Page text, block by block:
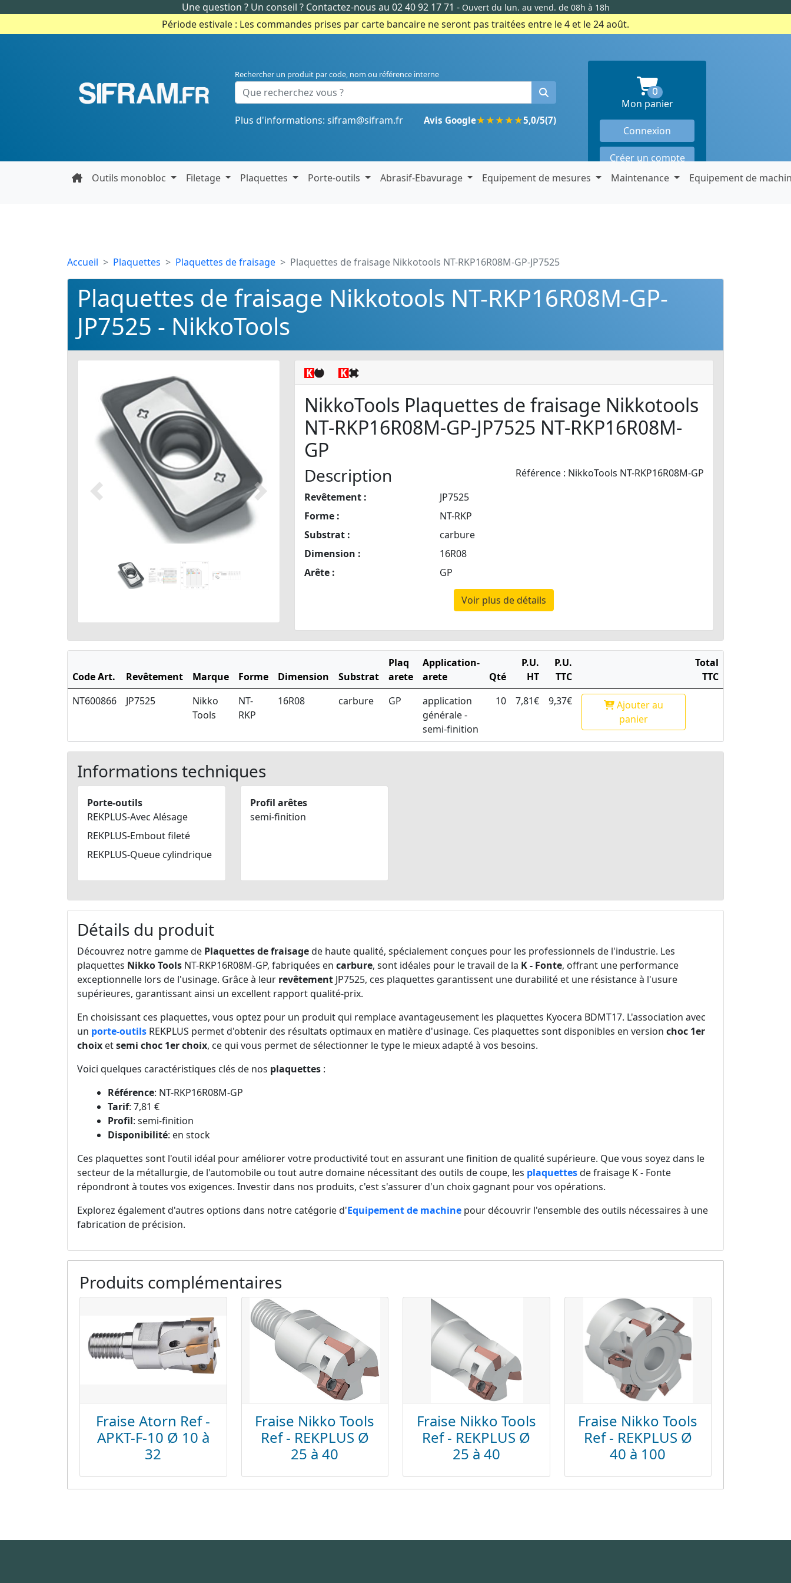
Une question ? Un conseil ?Contactez-nous au 02 40 92 17 71 - Ouvert du lun. au vend. de 08h à 18h
Période estivale : Les commandes prises par carte bancaire ne seront pas traitées entre le 4 et le 24 août.
Rechercher un produit par code, nom ou référence interne
Plus d'informations: sifram@sifram.fr Avis Google★★★★★5,0/5(7)
0produits en panier
Mon panier
Connexion
Créer un compte
Outils monobloc
Filetage Plaquettes Porte-outils Abrasif-Ebavurage Equipement de mesures Maintenance Equipement de
Accueil Plaquettes Plaquettes de fraisage Plaquettes de fraisage Nikkotools NT-RKP16R08M-GP-JP7525
Plaquettes de fraisage Nikkotools NT-RKP16R08M-GP-
JP7525 - NikkoTools
Précédent Suivant
NikkoTools Plaquettes de fraisage Nikkotools
NT-RKP16R08M-GP-JP7525 NT-RKP16R08M-
GP
Référence : NikkoTools NT-RKP16R08M-GP
Description
Revêtement :
JP7525
Forme :
NT-RKP
Substrat :
carbure
Dimension :
16R08
Arête :
GP
Voir plus de détails
Code Art. Revêtement Marque Forme Dimension Substrat
Plaq
arete
Application-
arete
Qté
P.U.
HT
P.U.
TTC
Total
TTC
NT600866
JP7525
Nikko
Tools
NT-
RKP
16R08 carbure GP
application
générale -
semi-finition
10 7,81€ 9,37€ Ajouterau
panier
Informations techniques
Porte-outils
REKPLUS-Avec Alésage
REKPLUS-Embout fileté
REKPLUS-Queue cylindrique
Profil arêtes
semi-finition
Détails du produit
Découvrez notre gamme de Plaquettes de fraisagede haute qualité, spécialement conçues pour les professionnels de l'industrie. Les
plaquettes Nikko Tools NT-RKP16R08M-GP, fabriquées en carbure, sont idéales pour le travail de la K - Fonte, offrant une performance
exceptionnelle lors de l'usinage. Grâce à leur revêtement JP7525, ces plaquettes garantissent une durabilité et une résistance à l'usure
supérieures, garantissant ainsi un excellent rapport qualité-prix.
En choisissant ces plaquettes, vous optez pour un produit qui remplace avantageusement les plaquettes Kyocera BDMT17. L'association avec
un porte-outils REKPLUS permet d'obtenir des résultats optimaux en matière d'usinage. Ces plaquettes sont disponibles en version choc 1er
choix etsemi choc 1er choix, ce qui vous permet de sélectionner le type le mieux adapté à vos besoins.
Voici quelques caractéristiques clés de nos plaquettes :
Référence: NT-RKP16R08M-GP
Tarif: 7,81 €
Profil: semi-finition
Disponibilité: en stock
Ces plaquettes sont l'outil idéal pour améliorer votre productivité tout en assurant une finition de qualité supérieure. Que vous soyez dans le
secteur de la métallurgie, de l'automobile ou tout autre domaine nécessitant des outils de coupe, les plaquettesde fraisage K - Fonte
répondront à toutes vos exigences. Investir dans nos produits, c'est s'assurer d'un choix gagnant pour vos opérations.
Explorez également d'autres options dans notre catégorie d'Equipement de machine pour découvrir l'ensemble des outils nécessaires à une
fabrication de précision.
Produits complémentaires
Fraise Atorn Ref -
APKT-F-10 Ø 10 à
32
Fraise Nikko Tools
Ref - REKPLUS Ø
25 à 40
Fraise Nikko Tools
Ref - REKPLUS Ø
25 à 40
Fraise Nikko Tools
Ref - REKPLUS Ø
40 à 100